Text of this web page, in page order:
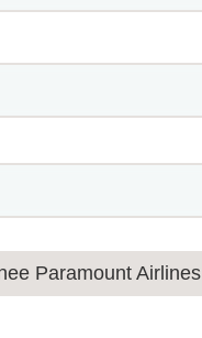
Paramount Airlines